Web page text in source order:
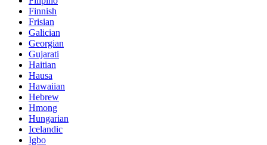
Finnish
Frisian
Galician
Georgian
Gujarati
Haitian
Hausa
Hawaiian
Hebrew
Hmong
Hungarian
Icelandic
Igbo